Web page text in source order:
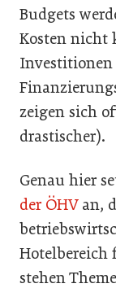
Budgets
Kosten nicht
zeigen sich
drastischer).
Genau hier
der ÖHVan,
stehen